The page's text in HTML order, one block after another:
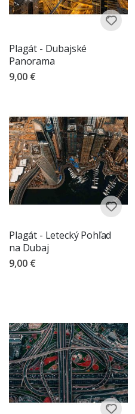
Plagát - Dubajské
Panorama
9,00 €
Plagát - Letecký Pohľad
na Dubaj
9,00 €